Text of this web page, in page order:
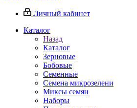
Личный кабинет
Каталог
Назад
Каталог
Зерновые
Бобовые
Семенные
Семена микрозелени
Миксы семян
Наборы